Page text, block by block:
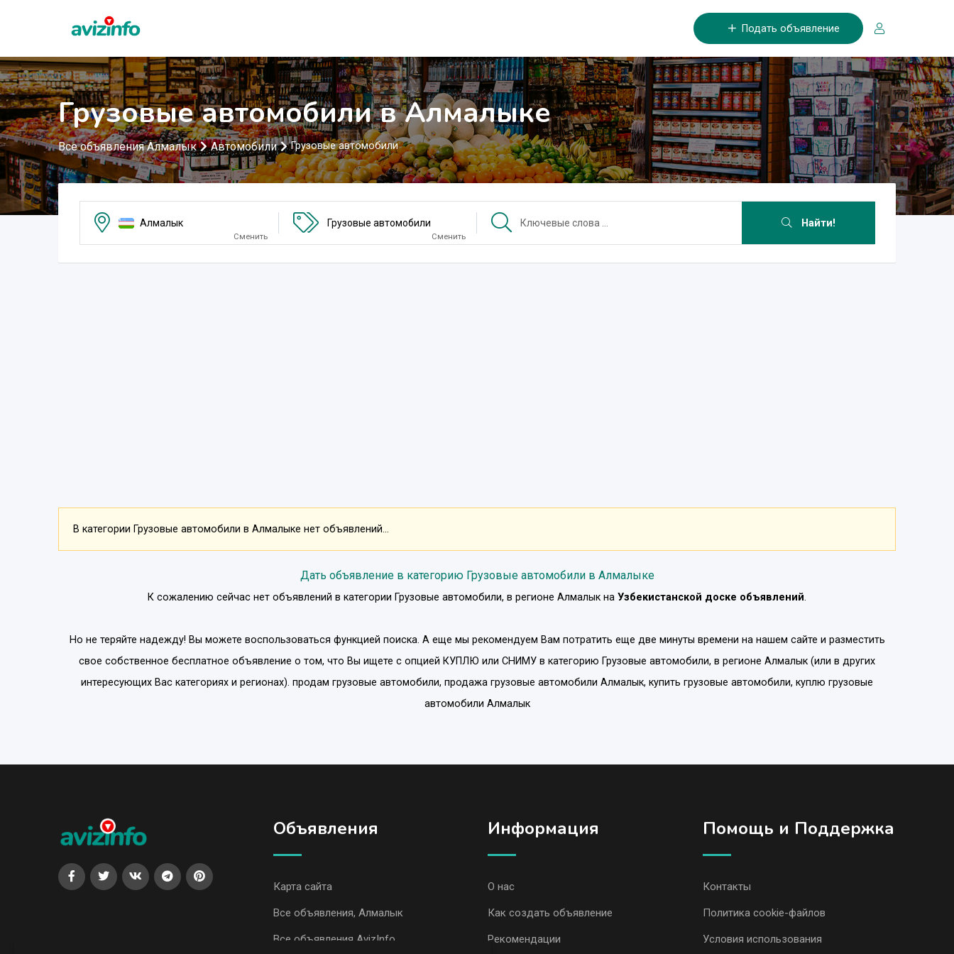
Подать объявление
Грузовые автомобили в Алмалыке
Все объявления Алмалык Автомобили Грузовые автомобили
Алмалык
Сменить
Грузовые автомобили
Сменить
Найти!
В категории Грузовые автомобили в Алмалыке нет объявлений...
Дать объявление в категорию Грузовые автомобили в Алмалыке
К сожалению сейчас нет объявлений в категории Грузовые автомобили, в регионе Алмалык на Узбекистанской доске объявлений.
Но не теряйте надежду! Вы можете воспользоваться функцией поиска. А еще мы рекомендуем Вам потратить еще две минуты времени на нашем сайте и разместить
свое собственное бесплатное объявление о том, что Вы ищете с опцией КУПЛЮ или СНИМУ в категорию Грузовые автомобили, в регионе Алмалык (или в других
интересующих Вас категориях и регионах). продам грузовые автомобили, продажа грузовые автомобили Алмалык, купить грузовые автомобили, куплю грузовые
автомобили Алмалык
Объявления
Карта сайта
Все объявления, Алмалык
Все объявления AvizInfo
Информация
О нас
Как создать объявление
Рекомендации
Помощь и Поддержка
Контакты
Политика cookie-файлов
Условия использования